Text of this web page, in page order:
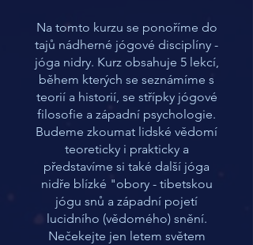
Na tomto kurzu se ponoříme do
tajů nádherné jógové disciplíny -
jóga nidry. Kurz obsahuje 5 lekcí,
během kterých se seznámíme s
teorií a historií, se střípky jógové
filosofie a západní psychologie.
Budeme zkoumat lidské vědomí
teoreticky i prakticky a
představíme si také další jóga
nidře blízké "obory - tibetskou
jógu snů a západní pojetí
lucidního (vědomého) snění.
Nečekejte jen letem světem